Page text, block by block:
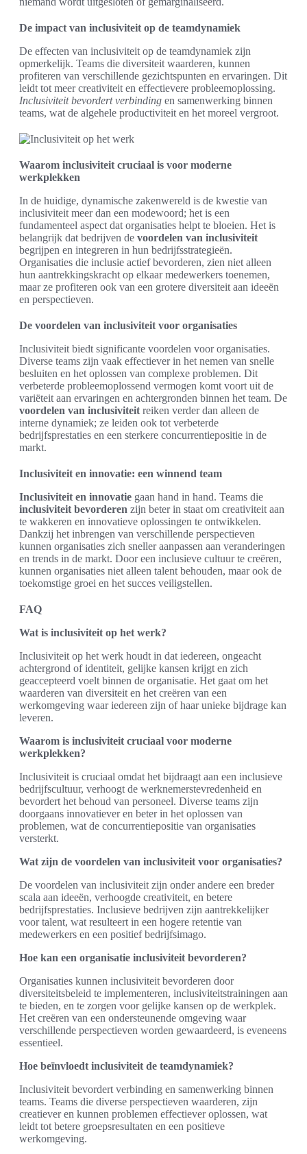
De impact van inclusiviteit op de teamdynamiek
De effecten van inclusiviteit op de teamdynamiek zijn
opmerkelijk. Teams die diversiteit waarderen, kunnen
profiteren van verschillende gezichtspunten en ervaringen. Dit
leidt tot meer creativiteit en effectievere probleemoplossing.
Inclusiviteit bevordert verbinding en samenwerking binnen
teams, wat de algehele productiviteit en het moreel vergroot.
Waarom inclusiviteit cruciaal is voor moderne
werkplekken
In de huidige, dynamische zakenwereld is de kwestie van
inclusiviteit meer dan een modewoord; het is een
fundamenteel aspect dat organisaties helpt te bloeien. Het is
belangrijk dat bedrijven de voordelen van inclusiviteit
begrijpen en integreren in hun bedrijfsstrategieën.
Organisaties die inclusie actief bevorderen, zien niet alleen
hun aantrekkingskracht op elkaar medewerkers toenemen,
maar ze profiteren ook van een grotere diversiteit aan ideeën
en perspectieven.
De voordelen van inclusiviteit voor organisaties
Inclusiviteit biedt significante voordelen voor organisaties.
Diverse teams zijn vaak effectiever in het nemen van snelle
besluiten en het oplossen van complexe problemen. Dit
verbeterde probleemoplossend vermogen komt voort uit de
variëteit aan ervaringen en achtergronden binnen het team. De
voordelen van inclusiviteit reiken verder dan alleen de
interne dynamiek; ze leiden ook tot verbeterde
bedrijfsprestaties en een sterkere concurrentiepositie in de
markt.
Inclusiviteit en innovatie: een winnend team
Inclusiviteit en innovatie gaan hand in hand. Teams die
inclusiviteit bevorderen zijn beter in staat om creativiteit aan
te wakkeren en innovatieve oplossingen te ontwikkelen.
Dankzij het inbrengen van verschillende perspectieven
kunnen organisaties zich sneller aanpassen aan veranderingen
en trends in de markt. Door een inclusieve cultuur te creëren,
kunnen organisaties niet alleen talent behouden, maar ook de
toekomstige groei en het succes veiligstellen.
FAQ
Wat is inclusiviteit op het werk?
Inclusiviteit op het werk houdt in dat iedereen, ongeacht
achtergrond of identiteit, gelijke kansen krijgt en zich
geaccepteerd voelt binnen de organisatie. Het gaat om het
waarderen van diversiteit en het creëren van een
werkomgeving waar iedereen zijn of haar unieke bijdrage kan
leveren.
Waarom is inclusiviteit cruciaal voor moderne
werkplekken?
Inclusiviteit is cruciaal omdat het bijdraagt aan een inclusieve
bedrijfscultuur, verhoogt de werknemerstevredenheid en
bevordert het behoud van personeel. Diverse teams zijn
doorgaans innovatiever en beter in het oplossen van
problemen, wat de concurrentiepositie van organisaties
versterkt.
Wat zijn de voordelen van inclusiviteit voor organisaties?
De voordelen van inclusiviteit zijn onder andere een breder
scala aan ideeën, verhoogde creativiteit, en betere
bedrijfsprestaties. Inclusieve bedrijven zijn aantrekkelijker
voor talent, wat resulteert in een hogere retentie van
medewerkers en een positief bedrijfsimago.
Hoe kan een organisatie inclusiviteit bevorderen?
Organisaties kunnen inclusiviteit bevorderen door
diversiteitsbeleid te implementeren, inclusiviteitstrainingen aan
te bieden, en te zorgen voor gelijke kansen op de werkplek.
Het creëren van een ondersteunende omgeving waar
verschillende perspectieven worden gewaardeerd, is eveneens
essentieel.
Hoe beïnvloedt inclusiviteit de teamdynamiek?
Inclusiviteit bevordert verbinding en samenwerking binnen
teams. Teams die diverse perspectieven waarderen, zijn
creatiever en kunnen problemen effectiever oplossen, wat
leidt tot betere groepsresultaten en een positieve
werkomgeving.